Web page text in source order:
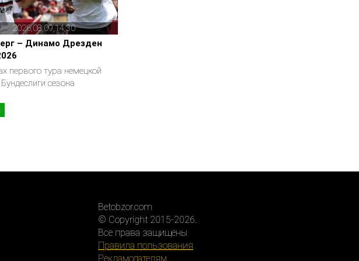
2026,08,09,14,30
– Динамо Дрезден
первого тура немецкой
сезона
Betobzor.com
© Copyright 2015-2026.
Все права защищены
Правила пользования
Рекламодателям